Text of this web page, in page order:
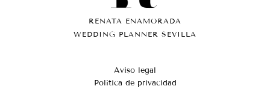
RENATA ENAMORADA
WEDDING PLANNER SEVILLA
Aviso legal
Política de privacidad